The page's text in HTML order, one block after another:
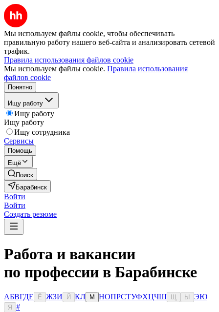
Мы используем файлы cookie, чтобы обеспечивать
правильную работу нашего веб-сайта и анализировать сетевой
трафик.
Правила использования файлов cookie
Мы используем файлы cookie. Правила использования
файлов cookie
Понятно
Ищу работу
Ищу работу
Ищу работу
Ищу сотрудника
Сервисы
Помощь
Ещё
Поиск
Барабинск
Войти
Войти
Создать резюме
Работа и вакансии
по профессии в Барабинске
АБВГДЕ Ё ЖЗИ Й КЛ М НОПРСТУФХЦЧШ Ы ЭЮ
Я
#